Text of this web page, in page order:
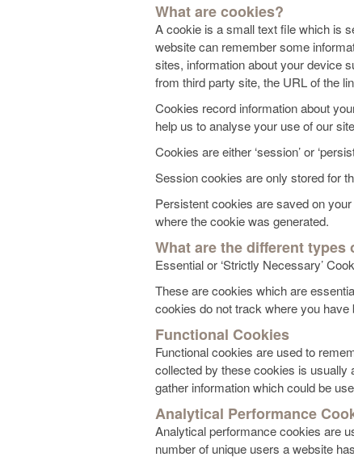
What are cookies?
A cookie is a small text file which is
website can remember some
sites, information about your device
from third party site, the URL of the
Cookies record information about
help us to analyse your use of our
Cookies are either ‘session’ or
Session cookies are only stored for
Persistent cookies are saved on
where the cookie was generated.
What are the different types
Essential or ‘Strictly Necessary’
These are cookies which are
cookies do not track where you have
Functional Cookies
Functional cookies are used to
collected by these cookies is usually
gather information which could be
Analytical Performance
Analytical performance cookies are
number of unique users a website